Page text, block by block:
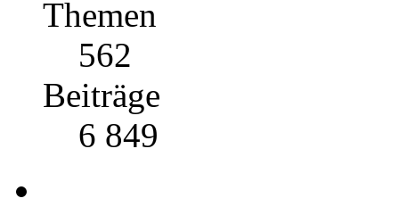
Themen
562
Beiträge
6 849